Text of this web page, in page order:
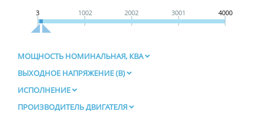
3 1002 2002 3001 4000
МОЩНОСТЬ НОМИНАЛЬНАЯ, КВА
ВЫХОДНОЕ НАПРЯЖЕНИЕ (В)
ИСПОЛНЕНИЕ
ПРОИЗВОДИТЕЛЬ ДВИГАТЕЛЯ